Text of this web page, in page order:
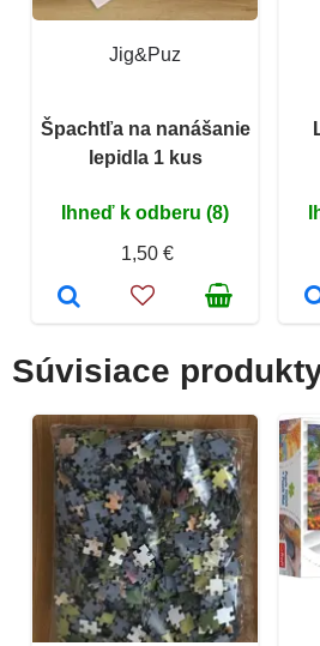
Jig&Puz
Špachtľa na nanášanie
lepidla 1 kus
Ihneď k odberu (8)
1,50 €
Súvisiace